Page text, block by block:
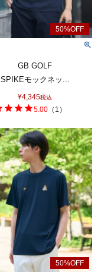
GB GOLF
SPIKEモックネッ...
¥4,345税込
5.00 （ 1 ）